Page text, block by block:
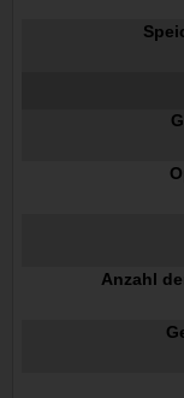
Anzahl